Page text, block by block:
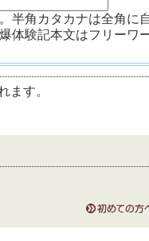
半角カタカナは全角に
体験記本文はフリーワ
ます。